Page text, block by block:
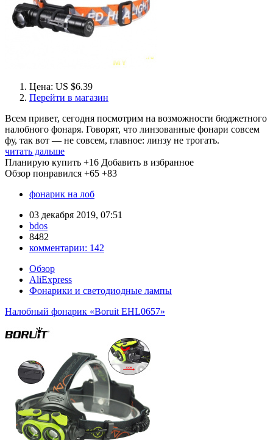
Цена: US $6.39
Перейти в магазин
Всем привет, сегодня посмотрим на возможности бюджетного
налобного фонаря. Говорят, что линзованные фонари совсем
фу, так вот — не совсем, главное: линзу не трогать.
читать дальше
Планирую купить +16 Добавить в избранное
Обзор понравился +65 +83
фонарик на лоб
03 декабря 2019, 07:51
bdos
8482
комментарии: 142
Обзор
AliExpress
Фонарики и светодиодные лампы
Налобный фонарик «Boruit EHL0657»